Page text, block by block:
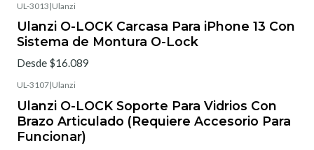
UL-3013 |Ulanzi
Ulanzi O-LOCK Carcasa Para iPhone 13 Con
Sistema de Montura O-Lock
Desde $16.089
UL-3107|Ulanzi
Ulanzi O-LOCK Soporte Para Vidrios Con
Brazo Articulado (Requiere Accesorio Para
Funcionar)